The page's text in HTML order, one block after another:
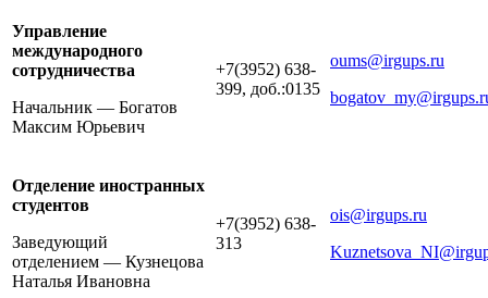
Управление
международного
сотрудничества
Начальник — Богатов
Максим Юрьевич
+7(3952) 638-
399, доб.:0135
oums@irgups.ru
Отделение иностранных
студентов
Заведующий
отделением — Кузнецова
Наталья Ивановна
+7(3952) 638-
313
ois@irgups.ru